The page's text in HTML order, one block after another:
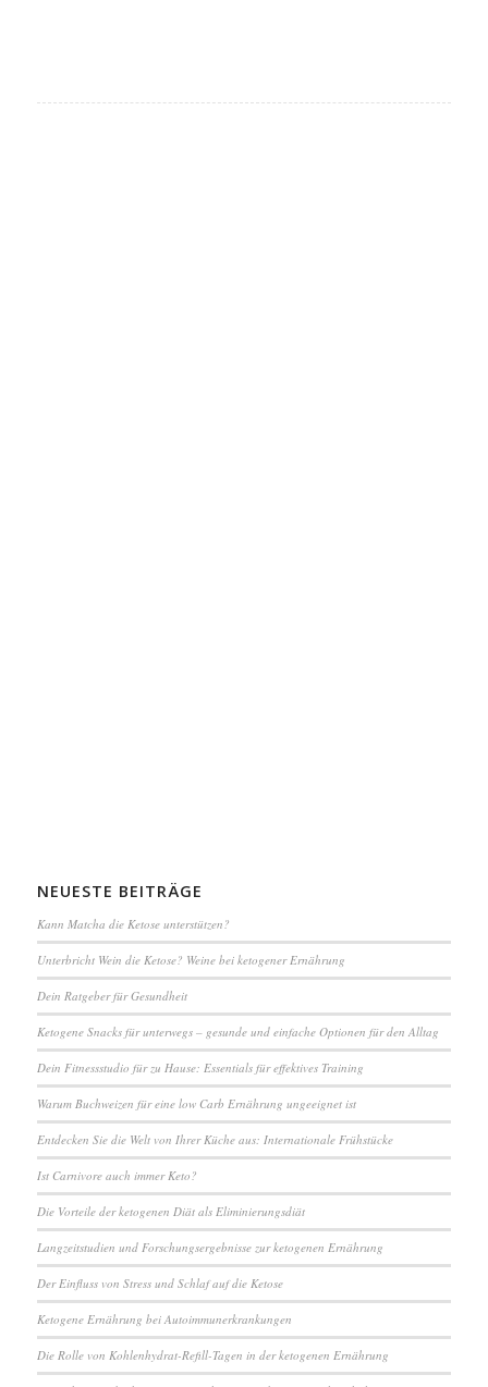
NEUESTE BEITRÄGE
Kann Matcha die Ketose unterstützen?
Unterbricht Wein die Ketose? Weine bei ketogener Ernährung
Dein Ratgeber für Gesundheit
Ketogene Snacks für unterwegs – gesunde und einfache Optionen für den Alltag
Dein Fitnessstudio für zu Hause: Essentials für effektives Training
Warum Buchweizen für eine low Carb Ernährung ungeeignet ist
Entdecken Sie die Welt von Ihrer Küche aus: Internationale Frühstücke
Ist Carnivore auch immer Keto?
Die Vorteile der ketogenen Diät als Eliminierungsdiät
Langzeitstudien und Forschungsergebnisse zur ketogenen Ernährung
Der Einfluss von Stress und Schlaf auf die Ketose
Ketogene Ernährung bei Autoimmunerkrankungen
Die Rolle von Kohlenhydrat-Refill-Tagen in der ketogenen Ernährung